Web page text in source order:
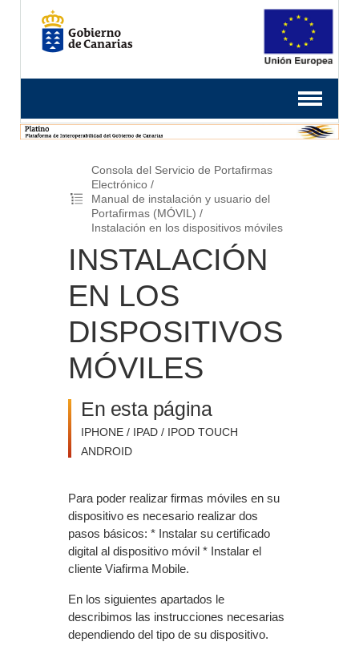
Consola del Servicio de Portafirmas
Electrónico
Manual de instalación y usuario del
Portafirmas (MÓVIL)
Instalación en los dispositivos móviles
INSTALACIÓN
EN LOS
DISPOSITIVOS
MÓVILES
En esta página
IPHONE / IPAD / IPOD TOUCH
ANDROID
Para poder realizar firmas móviles en su
dispositivo es necesario realizar dos
pasos básicos: * Instalar su certificado
digital al dispositivo móvil * Instalar el
cliente Viafirma Mobile.
En los siguientes apartados le
describimos las instrucciones necesarias
dependiendo del tipo de su dispositivo.